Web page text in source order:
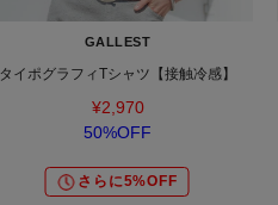
GALLEST
タイポグラフィTシャツ【接触冷感】
¥2,970
50%OFF
さらに5%OFF